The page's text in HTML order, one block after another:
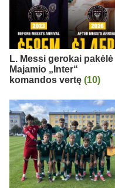
L. Messi gerokai pakėlė
Majamio „Inter“
komandos vertę (10)